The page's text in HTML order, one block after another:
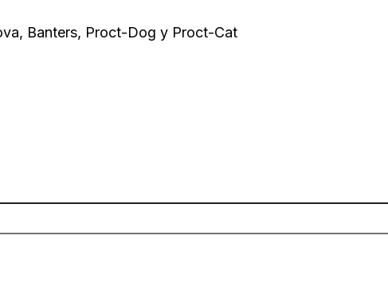
Banters, Proct-Dog y Proct-Cat